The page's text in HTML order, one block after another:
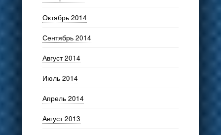
Октябрь 2014
Сентябрь 2014
Август 2014
Июль 2014
Апрель 2014
Август 2013